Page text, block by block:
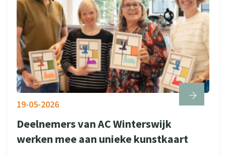
Deelnemers van AC Winterswijk
werken mee aan unieke kunstkaart
19-05-2026